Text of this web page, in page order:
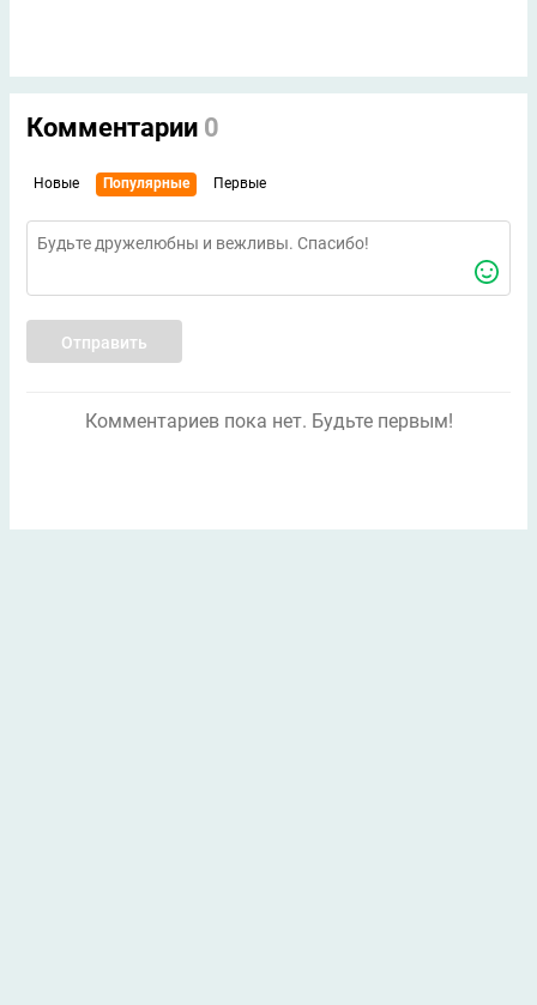
Комментарии 0
Новые Популярные Первые
Отправить
Комментариев пока нет. Будьте первым!